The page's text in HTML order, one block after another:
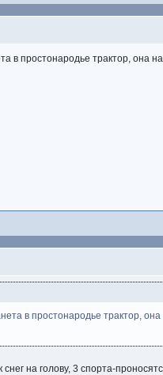
в простонародье трактор, она
в простонародье трактор, она
на голову, 3 спорта-